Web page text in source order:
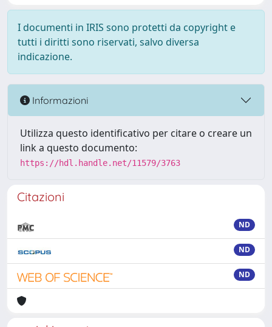
I documenti in IRIS sono protetti da copyright e
tutti i diritti sono riservati, salvo diversa
indicazione.
Informazioni
Utilizza questo identificativo per citare o creare un
link a questo documento:
https://hdl.handle.net/11579/3763
Citazioni
ND
ND
ND